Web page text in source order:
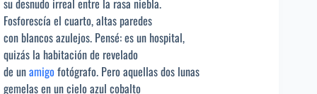
su desnudo irreal entre la rasa niebla.
Fosforescía el cuarto, altas paredes
con blancos azulejos. Pensé: es un hospital,
quizás la habitación de revelado
de unamigo fotógrafo. Pero aquellas dos lunas
gemelas en un cielo azul cobalto